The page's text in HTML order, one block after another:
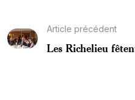
Article précédent
Les Richelieu